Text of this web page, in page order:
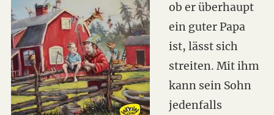
ob er überhaupt
ein guter Papa
ist, lässt sich
streiten. Mit ihm
kann sein Sohn
jedenfalls